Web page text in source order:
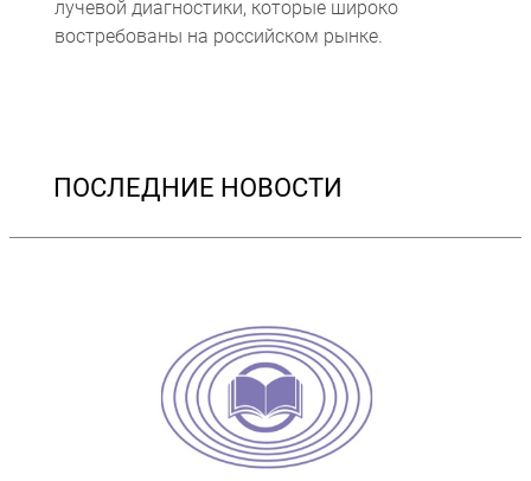
лучевой диагностики, которые широко
востребованы на российском рынке.
ПОСЛЕДНИЕ НОВОСТИ